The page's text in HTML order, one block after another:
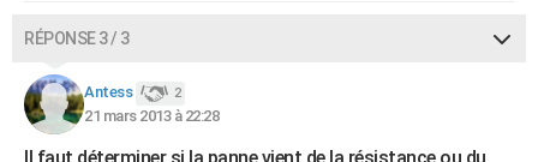
RÉPONSE 3 / 3
Antess 2
21 mars 2013 à 22:28